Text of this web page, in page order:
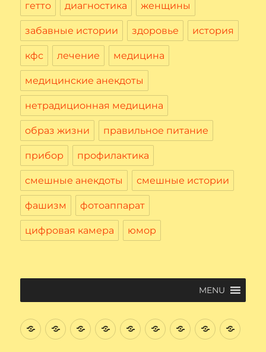
гетто диагностика женщины
забавные истории здоровье история
кфс лечение медицина
медицинские анекдоты
нетрадиционная медицина
образ жизни правильное питание
прибор профилактика
смешные анекдоты смешные истории
фашизм фотоаппарат
цифровая камера юмор
MENU
ВведениеЦифровая
ФайловаяТекстовый
Интернет
НачнемЭлектронная